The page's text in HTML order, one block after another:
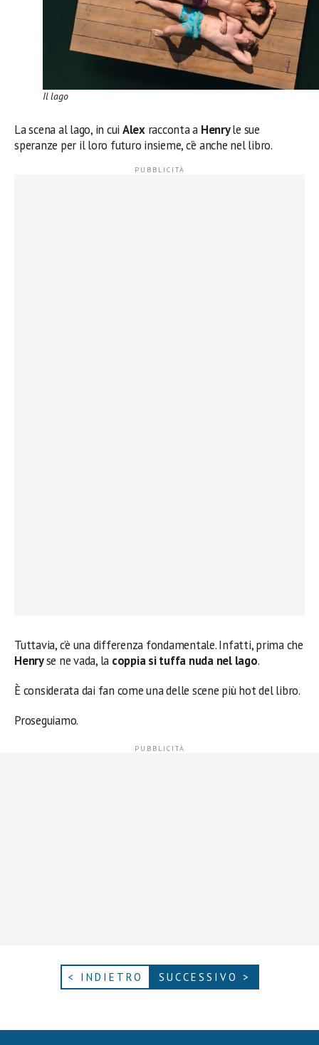
Il lago
La scena al lago, in cui Alex racconta a Henryle sue
speranze per il loro futuro insieme, c’è anche nel libro.
Tuttavia, c’è una differenza fondamentale. Infatti, prima che
Henryse ne vada, la coppia si tuffa nuda nel lago.
È considerata dai fan come una delle scene più hot del libro.
Proseguiamo.
< INDIETRO SUCCESSIVO >